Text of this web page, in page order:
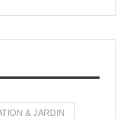
& JARDIN